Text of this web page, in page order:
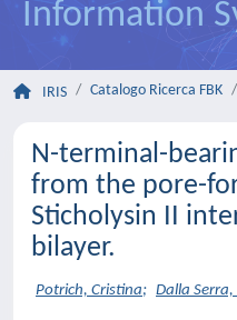
Information
IRIS Catalogo Ricerca FBK
N-terminal-
from the pore-
Sticholysin II
bilayer.
Potrich, Cristina; Dalla